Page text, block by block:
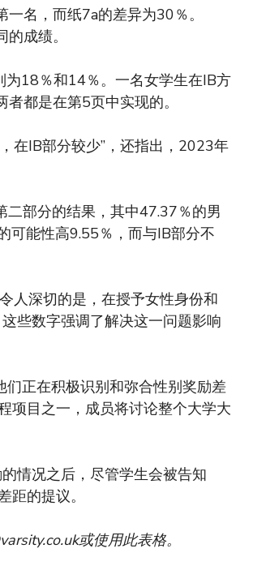
名，而纸7a的差异为30％。
成绩。
18％和14％。一名女学生在IB方
都是在第5页中实现的。
在IB部分较少”，还指出，2023年
部分的结果，其中47.37％的男
可能性高9.55％，而与IB部分不
人深切的是，在授予女性身份和
些数字强调了解决这一问题影响
正在积极识别和弥合性别奖励差
项目之一，成员将讨论整个大学大
情况之后，尽管学生会被告知
的提议。
或使用此表格。